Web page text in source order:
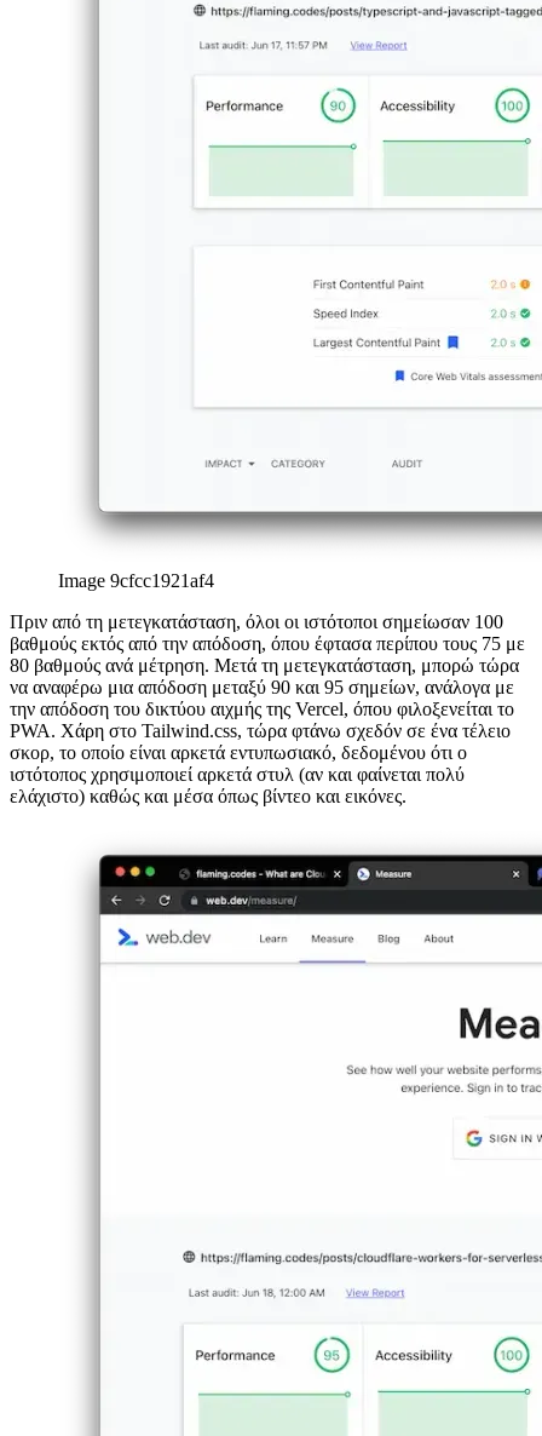
Image 9cfcc1921af4
Πριν από τη μετεγκατάσταση, όλοι οι ιστότοποι σημείωσαν 100
βαθμούς εκτός από την απόδοση, όπου έφτασα περίπου τους 75 με
80 βαθμούς ανά μέτρηση. Μετά τη μετεγκατάσταση, μπορώ τώρα
να αναφέρω μια απόδοση μεταξύ 90 και 95 σημείων, ανάλογα με
την απόδοση του δικτύου αιχμής της Vercel, όπου φιλοξενείται το
PWA. Χάρη στο Tailwind.css, τώρα φτάνω σχεδόν σε ένα τέλειο
ελάχιστο) καθώς και μέσα όπως βίντεο και εικόνες.